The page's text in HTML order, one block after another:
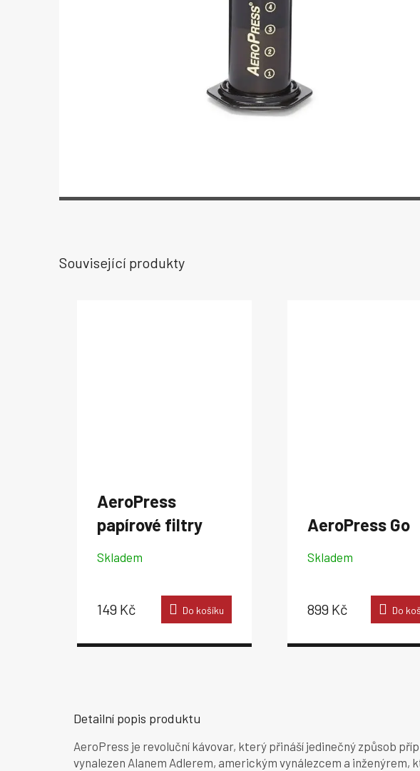
Související produkty
AeroPress
papírové filtry
Skladem
149 Kč Do košíku
AeroPress Go
Skladem
899 Kč Do
Detailní popis produktu
AeroPress je revoluční kávovar, který přináší jedinečný způsob
vynalezen Alanem Adlerem, americkým vynálezcem a inženýrem,